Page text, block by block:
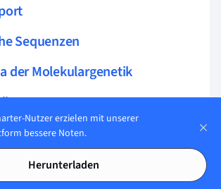
Sequenzen
der Molekulargenetik
Nutzer erzielen mit unserer
bessere Noten.
Herunterladen